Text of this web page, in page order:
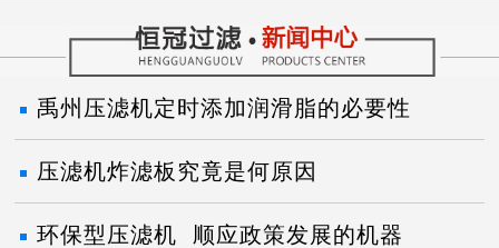
禹州压滤机定时添加润滑脂的必要性
压滤机炸滤板究竟是何原因
环保型压滤机 顺应政策发展的机器